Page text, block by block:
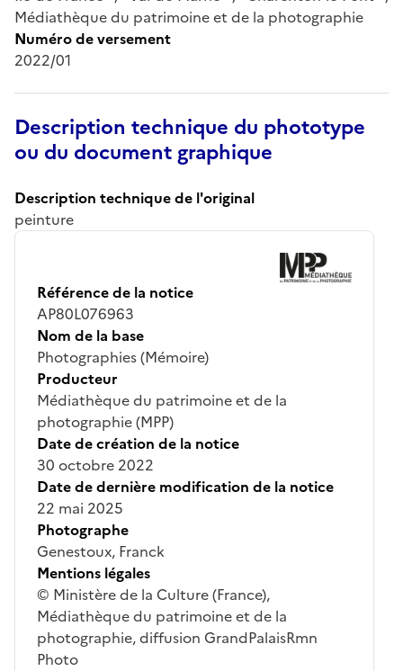
Médiathèque du patrimoine et de la photographie
Numéro de versement
2022/01
Description technique du phototype
ou du document graphique
Description technique de l'original
peinture
Référence de la notice
AP80L076963
Nom de la base
Photographies (Mémoire)
Producteur
Médiathèque du patrimoine et de la
photographie (MPP)
Date de création de la notice
30 octobre 2022
Date de dernière modification de la notice
22 mai 2025
Photographe
Genestoux, Franck
Mentions légales
© Ministère de la Culture (France),
Médiathèque du patrimoine et de la
photographie, diffusion GrandPalaisRmn
Photo